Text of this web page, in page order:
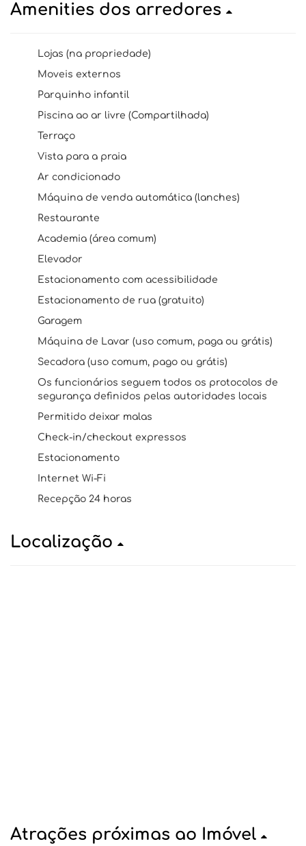
Amenities dos arredores
Lojas (na propriedade)
Moveis externos
Parquinho infantil
Piscina ao ar livre (Compartilhada)
Terraço
Vista para a praia
Ar condicionado
Máquina de venda automática (lanches)
Restaurante
Academia (área comum)
Elevador
Estacionamento com acessibilidade
Estacionamento de rua (gratuito)
Garagem
Máquina de Lavar (uso comum, paga ou grátis)
Secadora (uso comum, pago ou grátis)
Os funcionários seguem todos os protocolos de
segurança definidos pelas autoridades locais
Permitido deixar malas
Check-in/checkout expressos
Estacionamento
Internet Wi-Fi
Recepção 24 horas
Localização
Atrações próximas ao Imóvel